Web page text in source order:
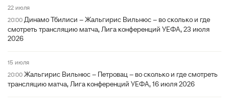
22 июля
20:00 Динамо Тбилиси – Жальгирис Вильнюс – во сколько и где
смотреть трансляцию матча, Лига конференций УЕФА, 23 июля
2026
15 июля
20:00 Жальгирис Вильнюс – Петровац – во сколько и где смотреть
трансляцию матча, Лига конференций УЕФА, 16 июля 2026